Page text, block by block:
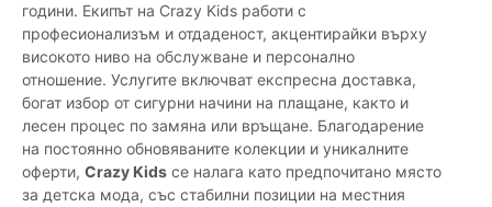
години. Екипът на Crazy Kids работи с
професионализъм и отдаденост, акцентирайки върху
високото ниво на обслужване и персонално
отношение. Услугите включват експресна доставка,
богат избор от сигурни начини на плащане, както и
лесен процес по замяна или връщане. Благодарение
на постоянно обновяваните колекции и уникалните
оферти, Crazy Kids се налага като предпочитано място
за детска мода, със стабилни позиции на местния